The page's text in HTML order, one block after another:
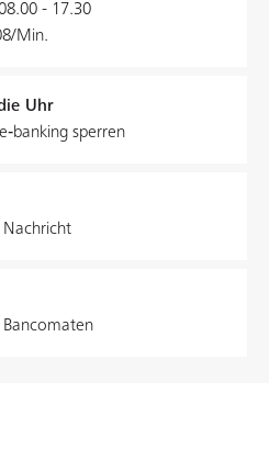
- 17.30
Min.
Uhr
sperren
Nachricht